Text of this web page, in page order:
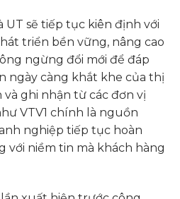
UT sẽ tiếp tục kiên định với
triển bền vững, nâng cao
ngừng đổi mới để đáp
ngày càng khắt khe của thị
ghi nhận từ các đơn vị
VTV1 chính là nguồn
nghiệp tiếp tục hoàn
với niềm tin mà khách hàng